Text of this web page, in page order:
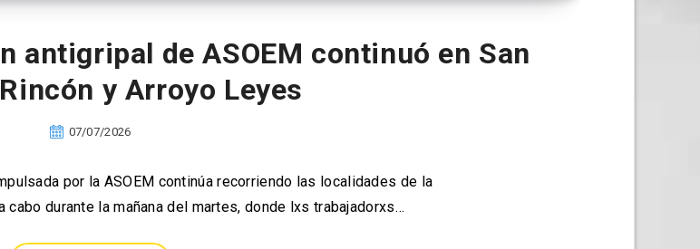
antigripal de ASOEM continuó en San
y Arroyo Leyes
07/07/2026
por la ASOEM continúa recorriendo las localidades de la
durante la mañana del martes, donde lxs trabajadorxs…